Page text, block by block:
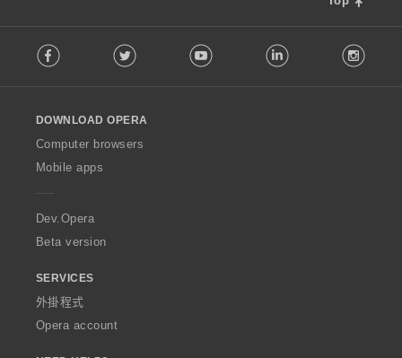
o
w
O
p
a
Facebook Twitter Youtube LinkedIn
DOWNLOAD OPERA
Computer browsers
Mobile apps
Dev.Opera
Beta version
SERVICES
外掛程式
Opera account